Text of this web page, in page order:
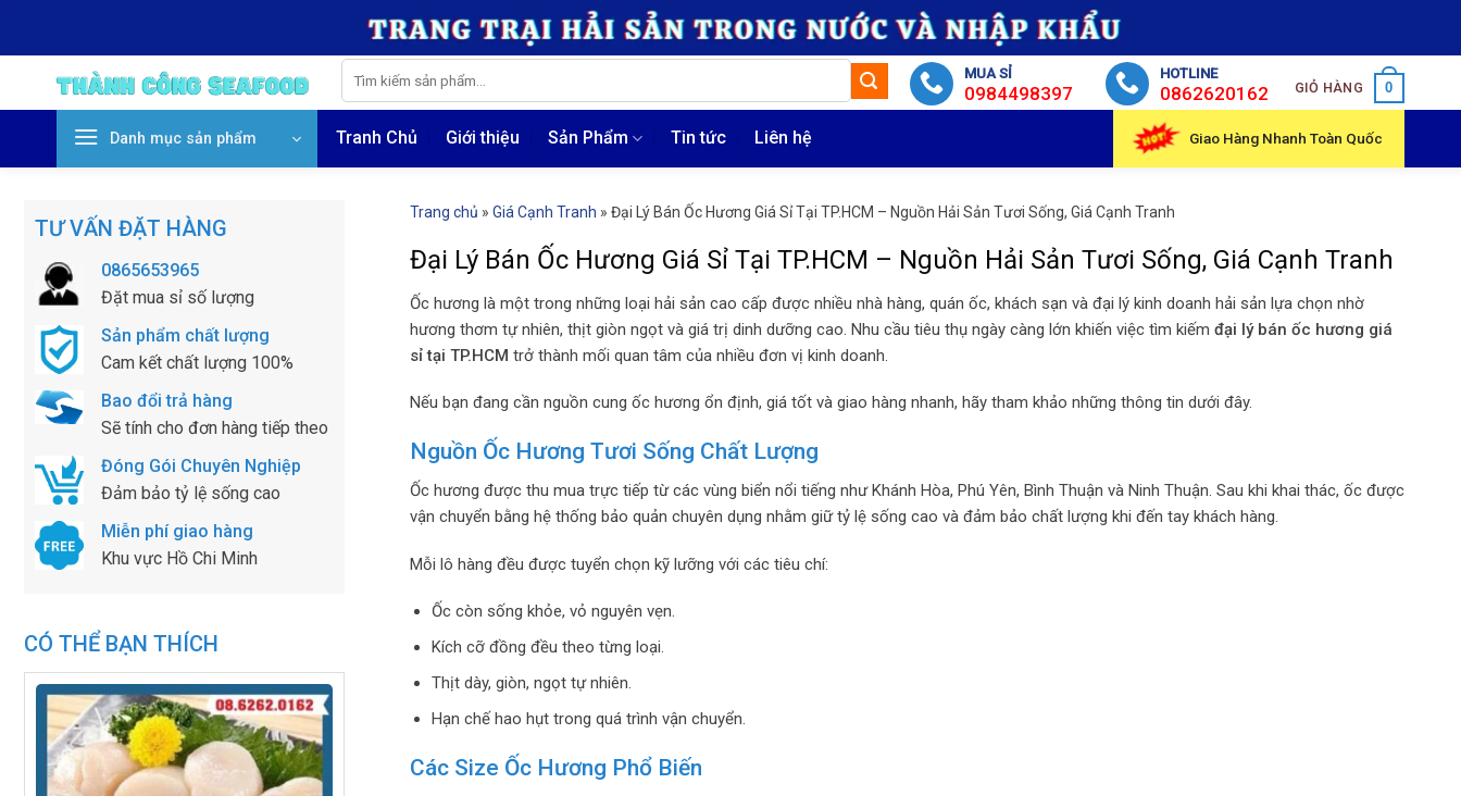
kiếm:
MUA SỈ
0984498397
HOTLINE
0862620162 GIỎ HÀNG 0
Danh mục sản phẩm Tranh Chủ Giới thiệu Sản Phẩm Tin tức Liên hệ Giao Hàng Nhanh Toàn Quốc
TƯ VẤN ĐẶT HÀNG
0865653965
Đặt mua sỉ số lượng
Sản phẩm chất lượng
Cam kết chất lượng 100%
Bao đổi trả hàng
Sẽ tính cho đơn hàng tiếp theo
Đóng Gói Chuyên Nghiệp
Đảm bảo tỷ lệ sống cao
Miễn phí giao hàng
Khu vực Hồ Chi Minh
CÓ THỂ BẠN THÍCH
Trang chủ » Giá Cạnh Tranh » Đại Lý Bán Ốc Hương Giá Sỉ Tại TP.HCM – Nguồn Hải Sản Tươi Sống, Giá Cạnh Tranh
Đại Lý Bán Ốc Hương Giá Sỉ Tại TP.HCM – Nguồn Hải Sản Tươi Sống, Giá Cạnh Tranh
Ốc hương là một trong những loại hải sản cao cấp được nhiều nhà hàng, quán ốc, khách sạn và đại lý kinh doanh hải sản lựa chọn nhờ
hương thơm tự nhiên, thịt giòn ngọt và giá trị dinh dưỡng cao. Nhu cầu tiêu thụ ngày càng lớn khiến việc tìm kiếm đại lý bán ốc hương giá
sỉ tại TP.HCM trở thành mối quan tâm của nhiều đơn vị kinh doanh.
Nếu bạn đang cần nguồn cung ốc hương ổn định, giá tốt và giao hàng nhanh, hãy tham khảo những thông tin dưới đây.
Nguồn Ốc Hương Tươi Sống Chất Lượng
Ốc hương được thu mua trực tiếp từ các vùng biển nổi tiếng như Khánh Hòa, Phú Yên, Bình Thuận và Ninh Thuận. Sau khi khai thác, ốc được
vận chuyển bằng hệ thống bảo quản chuyên dụng nhằm giữ tỷ lệ sống cao và đảm bảo chất lượng khi đến tay khách hàng.
Mỗi lô hàng đều được tuyển chọn kỹ lưỡng với các tiêu chí:
Ốc còn sống khỏe, vỏ nguyên vẹn.
Kích cỡ đồng đều theo từng loại.
Thịt dày, giòn, ngọt tự nhiên.
Hạn chế hao hụt trong quá trình vận chuyển.
Các Size Ốc Hương Phổ Biến